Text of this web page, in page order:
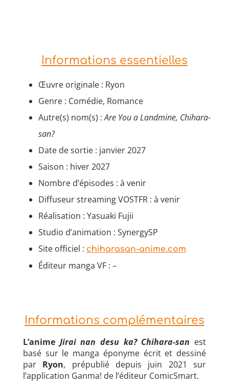
Informations essentielles
Œuvre originale : Ryon
Genre : Comédie, Romance
Autre(s) nom(s) :Are You a Landmine, Chihara-
san?
Date de sortie : janvier 2027
Saison : hiver 2027
Nombre d’épisodes : à venir
Diffuseur streaming VOSTFR : à venir
Réalisation : Yasuaki Fujii
Studio d’animation : SynergySP
Site officiel : chiharasan-anime.com
Éditeur manga VF : –
Informations complémentaires
L’anime Jirai nan desu ka? Chihara-san est
basé sur le manga éponyme écrit et dessiné
par Ryon, prépublié depuis juin 2021 sur
l’application Ganma! de l’éditeur ComicSmart.